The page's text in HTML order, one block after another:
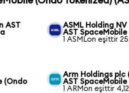
AST
ASML Holding
AST
1 ASMLon eşittir
(Ondo
Arm Holdings plc
AST
1 ARMon eşittir